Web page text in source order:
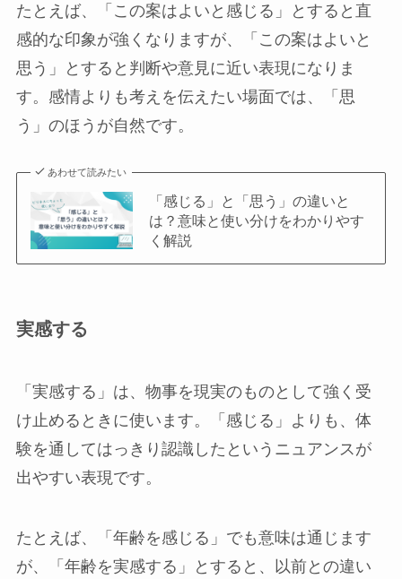
たとえば、「この案はよいと感じる」とすると直
感的な印象が強くなりますが、「この案はよいと
思う」とすると判断や意見に近い表現になりま
す。感情よりも考えを伝えたい場面では、「思
う」のほうが自然です。
あわせて読みたい
「感じる」と「思う」の違いと
は？意味と使い分けをわかりやす
く解説
実感する
「実感する」は、物事を現実のものとして強く受
け止めるときに使います。「感じる」よりも、体
験を通してはっきり認識したというニュアンスが
出やすい表現です。
たとえば、「年齢を感じる」でも意味は通じます
が、「年齢を実感する」とすると、以前との違い